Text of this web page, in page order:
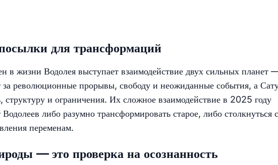
для трансформаций
в жизни Водолея выступает взаимодействие двух сильных планет
за революционные прорывы, свободу и неожиданные события, а
структуру и ограничения. Их сложное взаимодействие в 2025 году
либо разумно трансформировать старое, либо столкнуться с
переменам.
— это проверка на осознанность